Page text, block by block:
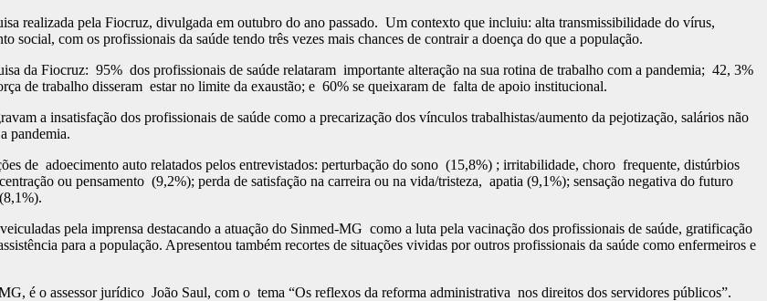
realizada pela Fiocruz, divulgada em outubro do ano passado. Um contexto que incluiu: alta transmissibilidade do vírus,
social, com os profissionais da saúde tendo três vezes mais chances de contrair a doença do que a população.
da Fiocruz: 95% dos profissionais de saúde relataram importante alteração na sua rotina de trabalho com a pandemia; 42, 3%
de trabalho disseram estar no limite da exaustão; e 60% se queixaram de falta de apoio institucional.
a insatisfação dos profissionais de saúde como a precarização dos vínculos trabalhistas/aumento da pejotização, salários não
pandemia.
de adoecimento auto relatados pelos entrevistados: perturbação do sono (15,8%) ; irritabilidade, choro frequente, distúrbios
ou pensamento (9,2%); perda de satisfação na carreira ou na vida/tristeza, apatia (9,1%); sensação negativa do futuro
pela imprensa destacando a atuação do Sinmed-MG como a luta pela vacinação dos profissionais de saúde, gratificação
para a população. Apresentou também recortes de situações vividas por outros profissionais da saúde como enfermeiros e
é o assessor jurídico João Saul, com o tema “Os reflexos da reforma administrativa nos direitos dos servidores públicos”.